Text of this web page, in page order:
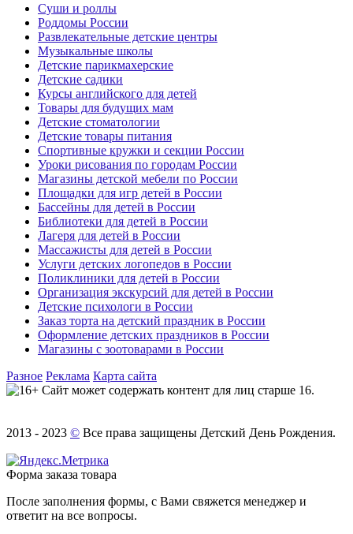
Суши и роллы
Роддомы России
Развлекательные детские центры
Музыкальные школы
Детские парикмахерские
Детские садики
Курсы английского для детей
Товары для будущих мам
Детские стоматологии
Детские товары питания
Спортивные кружки и секции России
Уроки рисования по городам России
Магазины детской мебели по России
Площадки для игр детей в России
Бассейны для детей в России
Библиотеки для детей в России
Лагеря для детей в России
Массажисты для детей в России
Услуги детских логопедов в России
Поликлиники для детей в России
Организация экскурсий для детей в России
Детские психологи в России
Заказ торта на детский праздник в России
Оформление детских праздников в России
Магазины с зоотоварами в России
Разное Реклама Карта сайта
Сайт может содержать контент для лиц старше 16.
2013 - 2023 © Все права защищены Детский День Рождения.
Форма заказа товара
После заполнения формы, с Вами свяжется менеджер и
ответит на все вопросы.